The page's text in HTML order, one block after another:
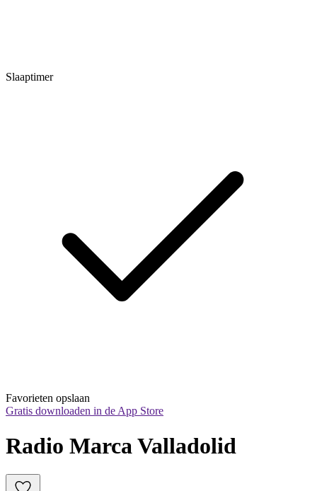
Slaaptimer
Favorieten opslaan
Gratis downloaden in de App Store
Radio Marca Valladolid